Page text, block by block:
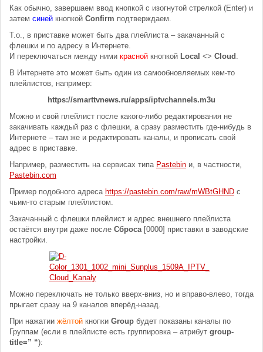
Как обычно, завершаем ввод кнопкой с изогнутой стрелкой (Enter) и
затем синей кнопкой Confirm подтверждаем.
Т.о., в приставке может быть два плейлиста – закачанный с
флешки и по адресу в Интернете.
И переключаться между ними красной кнопкой Local <> Cloud
В Интернете это может быть один из самообновляемых кем-то
плейлистов, например:
https://smarttvnews.ru/apps/iptvchannels.m3u
Можно и свой плейлист после какого-либо редактирования не
закачивать каждый раз с флешки, а сразу разместить где-нибудь в
Интернете – там же и редактировать каналы, и прописать свой
адрес в приставке.
Например, разместить на сервисах типа Pastebin и, в частности,
Pastebin.com
Пример подобного адреса https://pastebin.com/raw/mWBtGHND с
чьим-то старым плейлистом.
Закачанный с флешки плейлист и адрес внешнего плейлиста
остаётся внутри даже после Сброса [0000] приставки в заводские
настройки.
Можно переключать не только вверх-вниз, но и вправо-влево, тогда
прыгает сразу на 9 каналов вперёд-назад.
При нажатии жёлтой кнопки Group будет показаны каналы по
Группам (если в плейлисте есть группировка – атрибут group-
title=” “):